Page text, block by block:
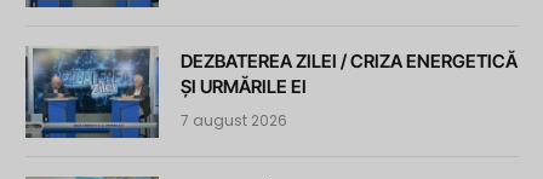
DEZBATEREA ZILEI / CRIZA ENERGETICĂ
ȘI URMĂRILE EI
7 august 2026